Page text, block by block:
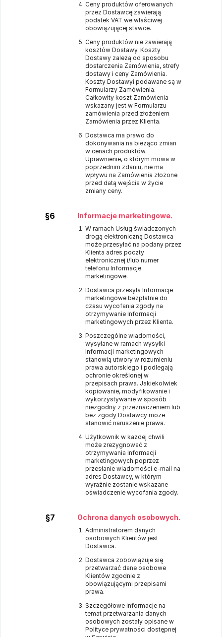
Ceny produktów oferowanych
przez Dostawcę zawierają
podatek VAT we właściwej
obowiązującej stawce.
Ceny produktów nie zawierają
kosztów Dostawy. Koszty
Dostawy zależą od sposobu
dostarczenia Zamówienia, strefy
dostawy i ceny Zamówienia.
Koszty Dostawyi podawane są w
Formularzy Zamówienia.
Całkowity koszt Zamówienia
wskazany jest w Formularzu
zamówienia przed złożeniem
Zamówienia przez Klienta.
Dostawca ma prawo do
dokonywania na bieżąco zmian
w cenach produktów.
Uprawnienie, o którym mowa w
poprzednim zdaniu, nie ma
wpływu na Zamówienia złożone
przed datą wejścia w życie
zmiany ceny.
§6 Informacje marketingowe.
W ramach Usług świadczonych
drogą elektroniczną Dostawca
może przesyłać na podany przez
Klienta adres poczty
elektronicznej i/lub numer
telefonu Informacje
marketingowe.
Dostawca przesyła Informacje
marketingowe bezpłatnie do
czasu wycofania zgody na
otrzymywanie Informacji
marketingowych przez Klienta.
Poszczególne wiadomości,
wysyłane w ramach wysyłki
Informacji marketingowych
stanowią utwory w rozumieniu
prawa autorskiego i podlegają
ochronie określonej w
przepisach prawa. Jakiekolwiek
kopiowanie, modyfikowanie i
wykorzystywanie w sposób
niezgodny z przeznaczeniem lub
bez zgody Dostawcy może
stanowić naruszenie prawa.
Użytkownik w każdej chwili
może zrezygnować z
otrzymywania Informacji
marketingowych poprzez
przesłanie wiadomości e-mail na
adres Dostawcy, w którym
wyraźnie zostanie wskazane
oświadczenie wycofania zgody.
§7 Ochrona danych osobowych.
Administratorem danych
osobowych Klientów jest
Dostawca.
Dostawca zobowiązuje się
przetwarzać dane osobowe
Klientów zgodnie z
obowiązującymi przepisami
prawa.
Szczegółowe informacje na
temat przetwarzania danych
osobowych zostały opisane w
Polityce prywatności dostępnej